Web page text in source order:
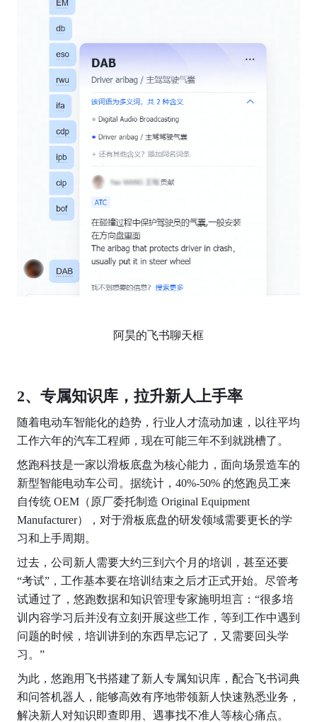
阿昊的飞书聊天框
2、专属知识库，拉升新人上手率
随着电动车智能化的趋势，行业人才流动加速，以往平均
工作六年的汽车工程师，现在可能三年不到就跳槽了。
悠跑科技是一家以滑板底盘为核心能力，面向场景造车的
新型智能电动车公司。据统计，40%-50% 的悠跑员工来
自传统 OEM（原厂委托制造 Original Equipment
Manufacturer），对于滑板底盘的研发领域需要更长的学
习和上手周期。
过去，公司新人需要大约三到六个月的培训，甚至还要
“考试”，工作基本要在培训结束之后才正式开始。尽管考
试通过了，悠跑数据和知识管理专家施明坦言：“很多培
训内容学习后并没有立刻开展这些工作，等到工作中遇到
问题的时候，培训讲到的东西早忘记了，又需要回头学
习。”
为此，悠跑用飞书搭建了新人专属知识库，配合飞书词典
和问答机器人，能够高效有序地带领新人快速熟悉业务，
解决新人对知识即查即用、遇事找不准人等核心痛点。